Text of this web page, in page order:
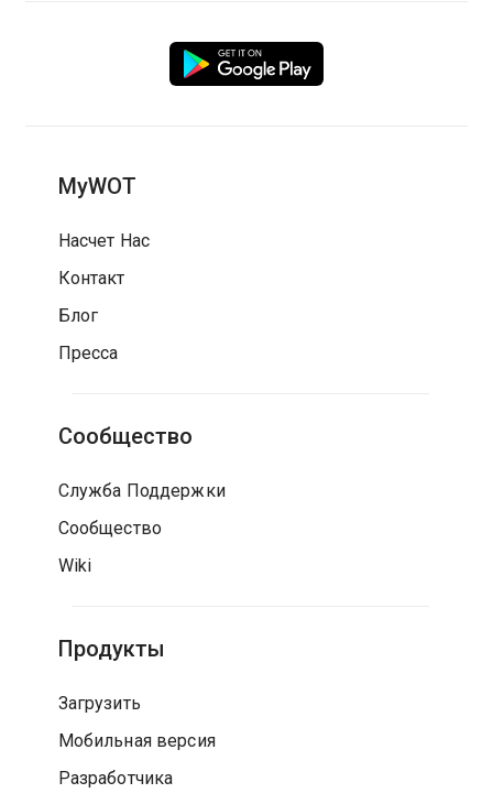
MyWOT
Насчет Нас
Контакт
Блог
Пресса
Сообщество
Служба Поддержки
Сообщество
Wiki
Продукты
Загрузить
Мобильная версия
Разработчика